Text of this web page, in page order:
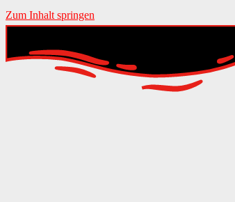
Zum Inhalt springen